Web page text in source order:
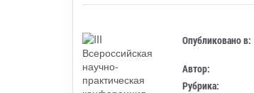
Опубликовано в:
Автор:
Рубрика: